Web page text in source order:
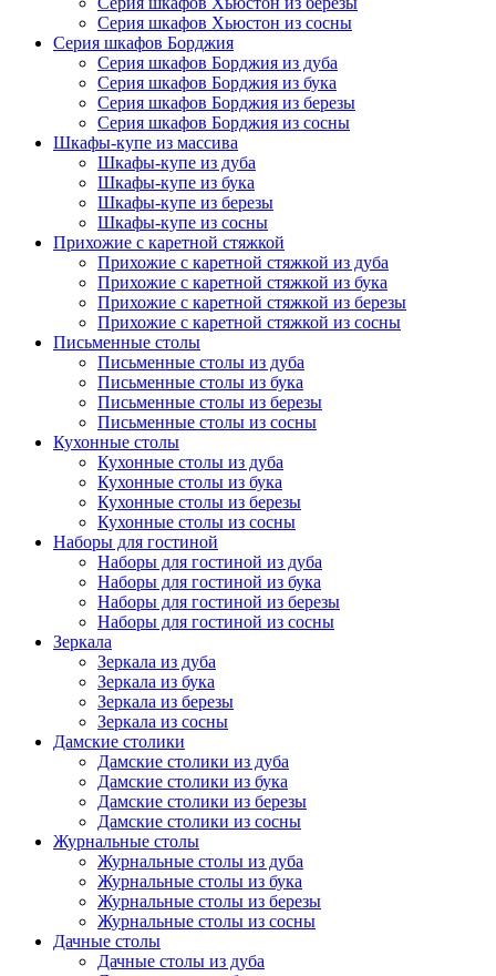
Серия шкафов Хьюстон из сосны
Серия шкафов Борджия
Серия шкафов Борджия из дуба
Серия шкафов Борджия из бука
Серия шкафов Борджия из березы
Серия шкафов Борджия из сосны
Шкафы-купе из массива
Шкафы-купе из дуба
Шкафы-купе из бука
Шкафы-купе из березы
Шкафы-купе из сосны
Прихожие с каретной стяжкой
Прихожие с каретной стяжкой из дуба
Прихожие с каретной стяжкой из бука
Прихожие с каретной стяжкой из березы
Прихожие с каретной стяжкой из сосны
Письменные столы
Письменные столы из дуба
Письменные столы из бука
Письменные столы из березы
Письменные столы из сосны
Кухонные столы
Кухонные столы из дуба
Кухонные столы из бука
Кухонные столы из березы
Кухонные столы из сосны
Наборы для гостиной
Наборы для гостиной из дуба
Наборы для гостиной из бука
Наборы для гостиной из березы
Наборы для гостиной из сосны
Зеркала
Зеркала из дуба
Зеркала из бука
Зеркала из березы
Зеркала из сосны
Дамские столики
Дамские столики из дуба
Дамские столики из бука
Дамские столики из березы
Дамские столики из сосны
Журнальные столы
Журнальные столы из дуба
Журнальные столы из бука
Журнальные столы из березы
Журнальные столы из сосны
Дачные столы
Дачные столы из дуба